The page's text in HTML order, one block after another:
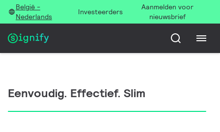
België -
Nederlands
Investeerders
Aanmelden voor
nieuwsbrief
Eenvoudig. Effectief. Slim